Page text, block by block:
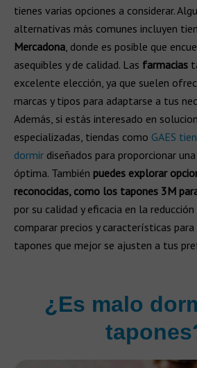
tienes varias opciones a considerar.
alternativas más comunes incluyen
Mercadona, donde es posible que
asequibles y de calidad. Las farmacias
excelente elección, ya que suelen
marcas y tipos para adaptarse a tus
Además, si estás interesado en
especializadas, tiendas como GAES
dormir diseñados para proporcionar
óptima. También puedes explorar
reconocidas, como los tapones 3M
por su calidad y eficacia en la reducción
comparar precios y características
tapones que mejor se ajusten a tus
¿Es malo